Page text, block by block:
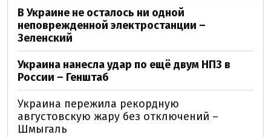
В Украине не осталось ни одной
неповрежденной электростанции –
Зеленский
Украина нанесла удар по ещё двум НПЗ в
России – Генштаб
Украина пережила рекордную
августовскую жару без отключений –
Шмыгаль